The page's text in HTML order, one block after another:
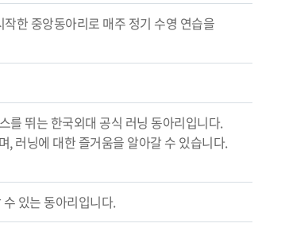
한 중앙동아리로 매주 정기 수영 연습을
를 뛰는 한국외대 공식 러닝 동아리입니다.
, 러닝에 대한 즐거움을 알아갈 수 있습니다.
있는 동아리입니다.